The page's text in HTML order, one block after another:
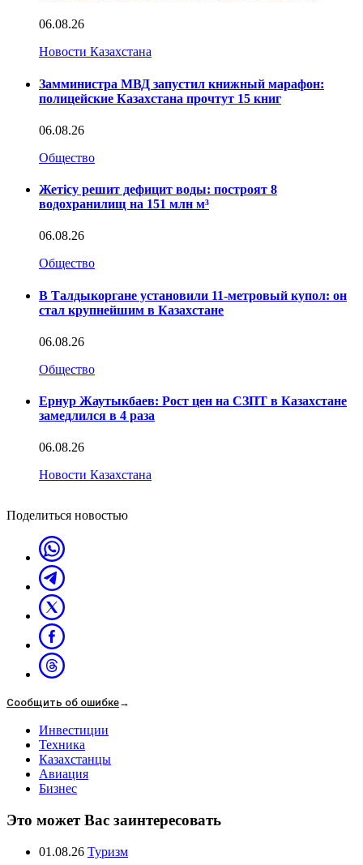
06.08.26
Новости Казахстана
Замминистра МВД запустил книжный марафон:
полицейские Казахстана прочтут 15 книг
06.08.26
Общество
Жетісу решит дефицит воды: построят 8
водохранилищ на 151 млн м³
06.08.26
Общество
В Талдыкоргане установили 11-метровый купол: он
стал крупнейшим в Казахстане
06.08.26
Общество
Ернур Жаутыкбаев: Рост цен на СЗПТ в Казахстане
замедлился в 4 раза
06.08.26
Новости Казахстана
Поделиться новостью
Сообщить об ошибке→
Инвестиции
Техника
Казахстанцы
Авиация
Бизнес
Это может Вас заинтересовать
01.08.26 Туризм